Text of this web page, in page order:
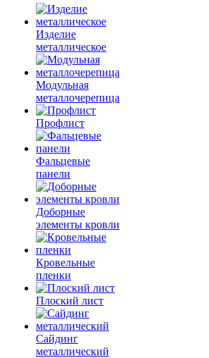
Изделие
металлическое
Модульная
металлочерепица
Профлист
Фальцевые
панели
Доборные
элементы кровли
Кровельные
пленки
Плоский лист
Сайдинг
металлический